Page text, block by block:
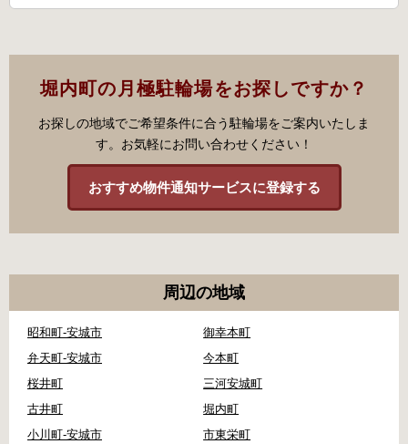
堀内町の月極駐輪場をお探しですか？
お探しの地域でご希望条件に合う駐輪場をご案内いたしま
す。お気軽にお問い合わせください！
おすすめ物件通知サービスに登録する
周辺の地域
昭和町-安城市
御幸本町
弁天町-安城市
今本町
桜井町
三河安城町
古井町
堀内町
小川町‐安城市
市東栄町